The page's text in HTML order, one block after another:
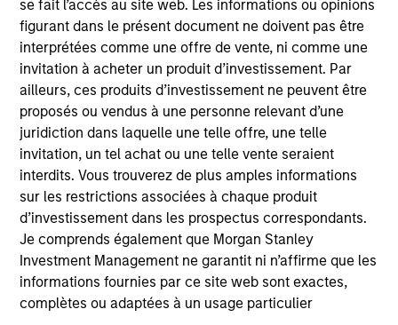
se fait l’accès au site web. Les informations ou opinions
figurant dans le présent document ne doivent pas être
interprétées comme une offre de vente, ni comme une
invitation à acheter un produit d’investissement. Par
ailleurs, ces produits d’investissement ne peuvent être
proposés ou vendus à une personne relevant d’une
juridiction dans laquelle une telle offre, une telle
invitation, un tel achat ou une telle vente seraient
interdits. Vous trouverez de plus amples informations
sur les restrictions associées à chaque produit
d’investissement dans les prospectus correspondants.
Je comprends également que Morgan Stanley
Investment Management ne garantit ni n’affirme que les
informations fournies par ce site web sont exactes,
complètes ou adaptées à un usage particulier
Team Insights
VIDEO